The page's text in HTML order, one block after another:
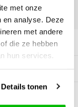
met onze
en analyse. Deze
met andere
die ze hebben
hun services.
Details tonen